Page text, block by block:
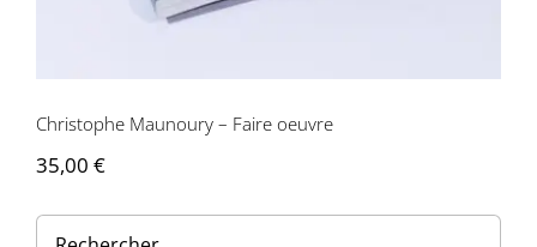
Christophe Maunoury – Faire oeuvre
35,00 €